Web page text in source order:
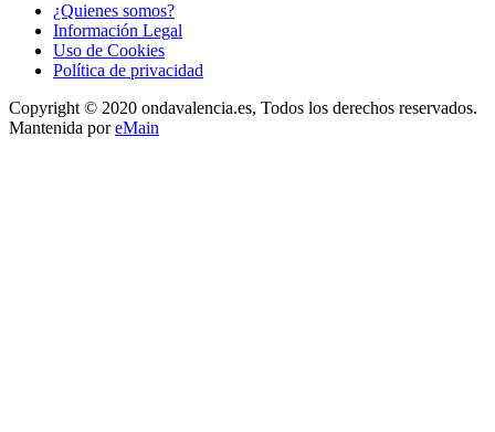
¿Quienes somos?
Información Legal
Uso de Cookies
Política de privacidad
Copyright © 2020 ondavalencia.es, Todos los derechos reservados.
Mantenida poreMain